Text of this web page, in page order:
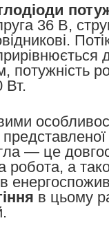
36 В,
потужність
Вт.
представленої
— це
робота, а
в цьому